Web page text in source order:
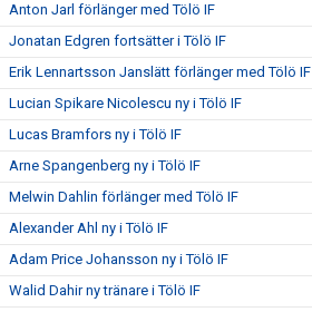
Anton Jarl förlänger med Tölö IF
Jonatan Edgren fortsätter i Tölö IF
Erik Lennartsson Janslätt förlänger med Tölö IF
Lucian Spikare Nicolescu ny i Tölö IF
Lucas Bramfors ny i Tölö IF
Arne Spangenberg ny i Tölö IF
Melwin Dahlin förlänger med Tölö IF
Alexander Ahl ny i Tölö IF
Adam Price Johansson ny i Tölö IF
Walid Dahir ny tränare i Tölö IF